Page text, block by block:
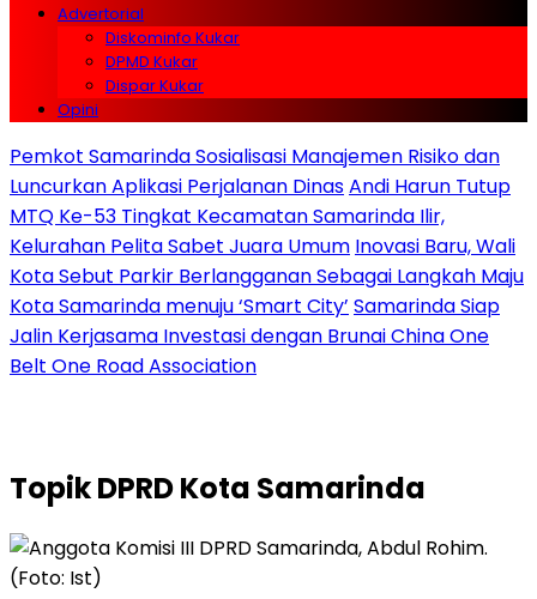
Advertorial
Diskominfo Kukar
DPMD Kukar
Dispar Kukar
Opini
Pemkot Samarinda Sosialisasi Manajemen Risiko dan
Luncurkan Aplikasi Perjalanan DinasAndi Harun Tutup
MTQ Ke-53 Tingkat Kecamatan Samarinda Ilir,
Kelurahan Pelita Sabet Juara Umum Inovasi Baru, Wali
Kota Sebut Parkir Berlangganan Sebagai Langkah Maju
Kota Samarinda menuju ‘Smart City’ Samarinda Siap
Jalin Kerjasama Investasi dengan Brunai China One
Belt One Road Association
TopikDPRD Kota Samarinda